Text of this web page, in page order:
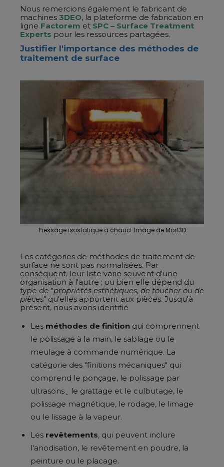
Nous remercions également le fabricant de
machines 3DEO, la plateforme de fabrication en
ligne Factorem et SPC – Surface Treatment
Experts pour les ressources partagées.
Justifier l'importance des méthodes de
traitement de surface
Pressage isostatique à chaud. Image de Morf3D
Les catégories de méthodes de traitement de
surface ne sont pas normalisées. Par
conséquent, leur liste varie souvent d'une
organisation à l'autre ; ou bien elle dépend du
type de "propriétés esthétiques, de toucher ou de
pièces" qu'elles apportent aux pièces. Jusqu'à
présent, nous avons identifié
Les méthodes de finition qui comprennent
le polissage à la main, le sablage ou le
meulage à commande numérique. La
catégorie des "finitions mécaniques" qui
comprend le ponçage, le polissage par
ultrasons¸ le grattage et le culbutage, le
polissage magnétique, le rodage, le limage
ou le lissage à la vapeur.
Les revêtements, qui peuvent inclure
l'anodisation, le revêtement en poudre, la
peinture ou le placage.